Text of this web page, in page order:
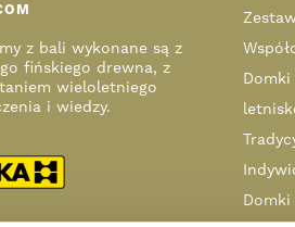
z bali wykonane są z
fińskiego drewna, z
wieloletniego
i wiedzy.